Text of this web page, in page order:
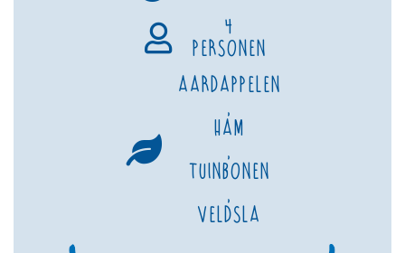
4
personen
Aardappelen
,
Ham
,
Tuinbonen
,
Veldsla